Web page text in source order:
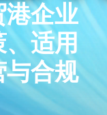
企业
适用
与合规